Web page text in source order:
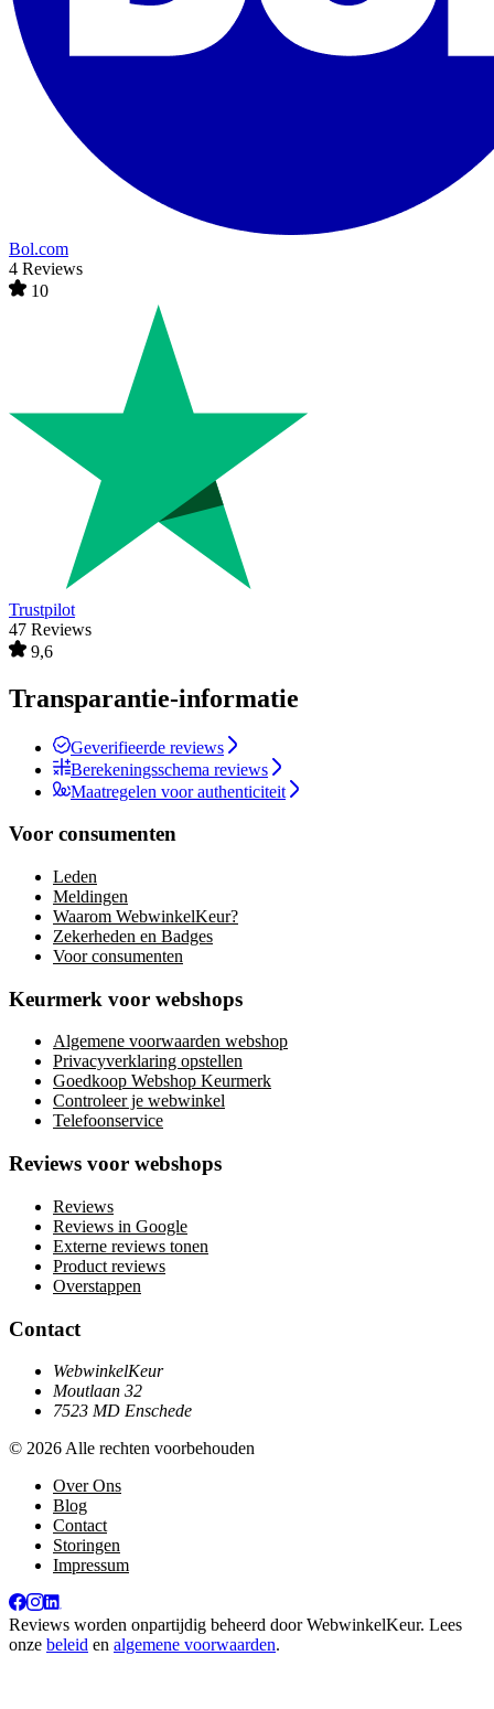
Bol.com
4 Reviews
10
Trustpilot
47 Reviews
9,6
Transparantie-informatie
Geverifieerde reviews
Berekeningsschema reviews
Maatregelen voor authenticiteit
Voor consumenten
Leden
Meldingen
Waarom WebwinkelKeur?
Zekerheden en Badges
Voor consumenten
Keurmerk voor webshops
Algemene voorwaarden webshop
Privacyverklaring opstellen
Goedkoop Webshop Keurmerk
Controleer je webwinkel
Telefoonservice
Reviews voor webshops
Reviews
Reviews in Google
Externe reviews tonen
Product reviews
Overstappen
Contact
WebwinkelKeur
Moutlaan 32
7523 MD Enschede
© 2026 Alle rechten voorbehouden
Over Ons
Blog
Contact
Storingen
Impressum
Reviews worden onpartijdig beheerd doorWebwinkelKeur. Lees
onze beleid en algemene voorwaarden.